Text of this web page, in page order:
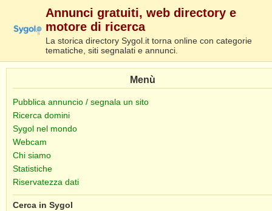
Annunci gratuiti, web directory e
motore di ricerca
La storica directory Sygol.it torna online con categorie
tematiche, siti segnalati e annunci.
Menù
Pubblica annuncio / segnala un sito
Ricerca domini
Sygol nel mondo
Webcam
Chi siamo
Statistiche
Riservatezza dati
Cerca in Sygol